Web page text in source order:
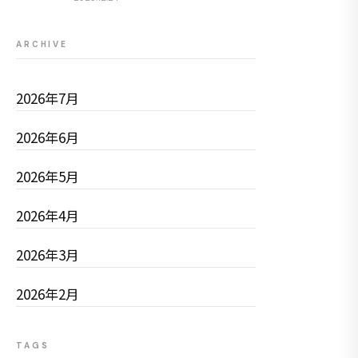
ARCHIVE
2026年7月
2026年6月
2026年5月
2026年4月
2026年3月
2026年2月
TAGS